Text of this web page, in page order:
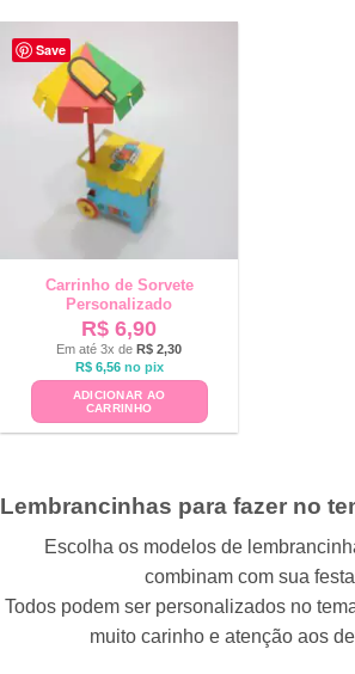
Save
Carrinho de Sorvete
Personalizado
R$ 6,90
Em até 3x de R$ 2,30
R$6,56 no pix
ADICIONAR AO
CARRINHO
Lembrancinhas para fazer no
Escolha os modelos de
combinam com sua festa
Todos podem ser personalizados no
muito carinho e atenção aos